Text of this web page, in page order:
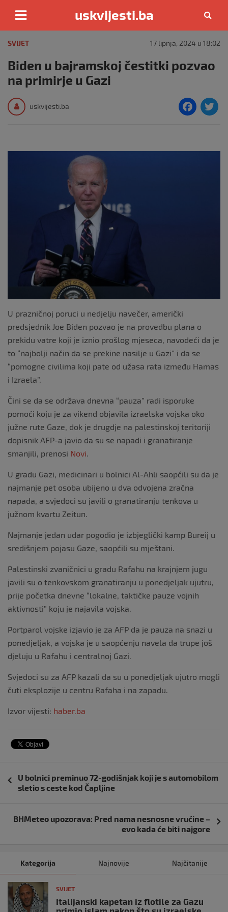
content
uskvijesti.ba
SVIJET 17 lipnja, 2024 u 18:02
Biden u bajramskoj čestitki pozvao
na primirje u Gazi
uskvijesti.ba
F
e
U prazničnoj poruci u nedjelju navečer, američki
predsjednik Joe Biden pozvao je na provedbu plana o
prekidu vatre koji je iznio prošlog mjeseca, navodeći da je
to “najbolji način da se prekine nasilje u Gazi” i da se
“pomogne civilima koji pate od užasa rata između Hamas
i Izraela”.
Čini se da se održava dnevna “pauza” radi isporuke
pomoći koju je za vikend objavila izraelska vojska oko
južne rute Gaze, dok je drugdje na palestinskoj teritoriji
dopisnik AFP-a javio da su se napadi i granatiranje
smanjili, prenosi Novi
U gradu Gazi, medicinari u bolnici Al-Ahli saopćili su da je
najmanje pet osoba ubijeno u dva odvojena zračna
napada, a svjedoci su javili o granatiranju tenkova u
južnom kvartu Zeitun.
Najmanje jedan udar pogodio je izbjeglički kamp Bureij u
središnjem pojasu Gaze, saopćili su mještani.
Palestinski zvaničnici u gradu Rafahu na krajnjem jugu
javili su o tenkovskom granatiranju u ponedjeljak ujutru,
prije početka dnevne “lokalne, taktičke pauze vojnih
aktivnosti” koju je najavila vojska.
Portparol vojske izjavio je za AFP da je pauza na snazi ​​u
ponedjeljak, a vojska je u saopćenju navela da trupe još
djeluju u Rafahu i centralnoj Gazi.
Svjedoci su za AFP kazali da su u ponedjeljak ujutro mogli
čuti eksplozije u centru Rafaha i na zapadu.
Izvor vijesti: haber.ba
objava
U bolnici preminuo 72-godišnjak koji je s automobilom
sletio s ceste kod Čapljine
BHMeteo upozorava: Pred nama nesnosne vrućine –
evo kada će biti najgore
Kategorija Najnovije Najčitanije
SVIJET
Italijanski kapetan iz flotile za Gazu